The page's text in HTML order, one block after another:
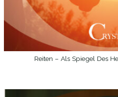
Reiten – Als Spiegel Des